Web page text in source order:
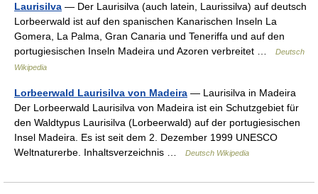
Laurisilva — Der Laurisilva (auch latein, Laurissilva) auf deutsch
Lorbeerwald ist auf den spanischen Kanarischen Inseln La
Gomera, La Palma, Gran Canaria und Teneriffa und auf den
portugiesischen Inseln Madeira und Azoren verbreitet …
Deutsch
Wikipedia
Lorbeerwald Laurisilva von Madeira — Laurisilva in Madeira
Der Lorbeerwald Laurisilva von Madeira ist ein Schutzgebiet für
den Waldtypus Laurisilva (Lorbeerwald) auf der portugiesischen
Insel Madeira. Es ist seit dem 2. Dezember 1999 UNESCO
Weltnaturerbe. Inhaltsverzeichnis …
Deutsch Wikipedia